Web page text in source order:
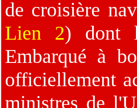
de croisière
Lien 2) dont
Embarqué à
officiellement
ministres de